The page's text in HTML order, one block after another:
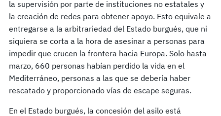
la supervisión por parte de instituciones no estatales y
la creación de redes para obtener apoyo. Esto equivale a
entregarse a la arbitrariedad del Estado burgués, que ni
siquiera se corta a la hora de asesinar a personas para
impedir que crucen la frontera hacia Europa. Solo hasta
marzo, 660 personas habían perdido la vida en el
Mediterráneo, personas a las que se debería haber
rescatado y proporcionado vías de escape seguras.
En el Estado burgués, la concesión del asilo está